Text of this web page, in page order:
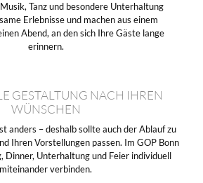
Tanz und besondere Unterhaltung
Erlebnisse und machen aus einem
Abend, an den sich Ihre Gäste lange
erinnern.
GESTALTUNG NACH IHREN
WÜNSCHEN
anders – deshalb sollte auch der Ablauf zu
Ihren Vorstellungen passen. Im GOP Bonn
Dinner, Unterhaltung und Feier individuell
miteinander verbinden.